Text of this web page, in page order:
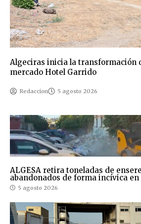
Algeciras inicia la transformación
mercado Hotel Garrido
Redaccion 5 agosto 2026
ALGESA retira toneladas de
abandonados de forma incívica
5 agosto 2026